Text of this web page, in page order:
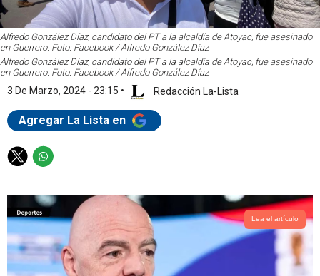
Alfredo González Díaz, candidato del PT a la alcaldía de Atoyac, fue asesinado
en Guerrero. Foto: Facebook / Alfredo González Díaz
Alfredo González Díaz, candidato del PT a la alcaldía de Atoyac, fue asesinado
en Guerrero. Foto: Facebook / Alfredo González Díaz
3 De Marzo, 2024 - 23:15 • Redacción La-Lista
Agregar La Lista en
T
i
t
t
e
r
W
a
t
s
a
p
p
Lea el artículo